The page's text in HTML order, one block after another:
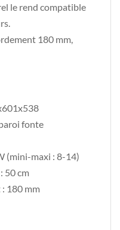
le rend compatible
180 mm,
fonte
(mini-maxi : 8-14)
50 cm
180 mm